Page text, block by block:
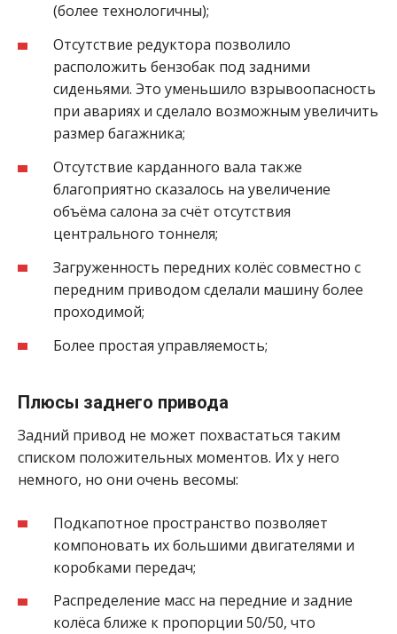
(более технологичны);
Отсутствие редуктора позволило
расположить бензобак под задними
сиденьями. Это уменьшило взрывоопасность
при авариях и сделало возможным увеличить
размер багажника;
Отсутствие карданного вала также
благоприятно сказалось на увеличение
объёма салона за счёт отсутствия
центрального тоннеля;
Загруженность передних колёс совместно с
передним приводом сделали машину более
проходимой;
Более простая управляемость;
Плюсы заднего привода
Задний привод не может похвастаться таким
списком положительных моментов. Их у него
немного, но они очень весомы:
Подкапотное пространство позволяет
компоновать их большими двигателями и
коробками передач;
Распределение масс на передние и задние
колёса ближе к пропорции 50/50, что